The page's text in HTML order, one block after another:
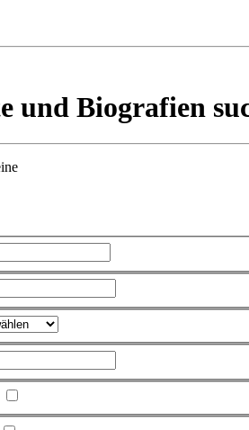
und Biografien